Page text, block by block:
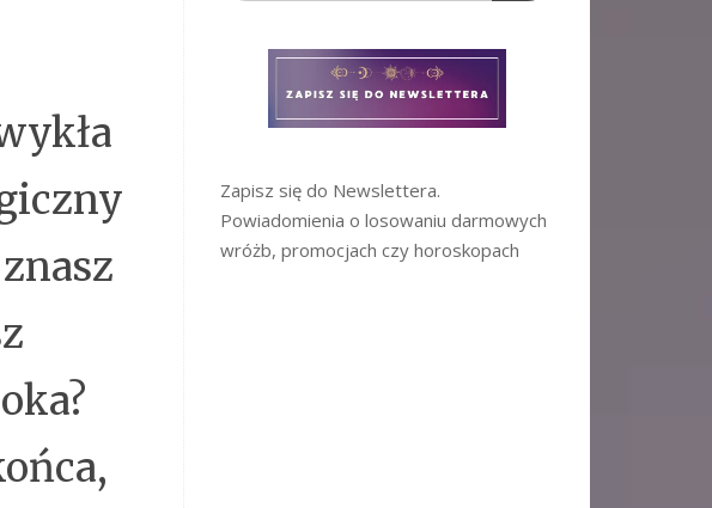
Zapisz się do Newslettera.
Powiadomienia o losowaniu darmowych
wróżb, promocjach czy horoskopach